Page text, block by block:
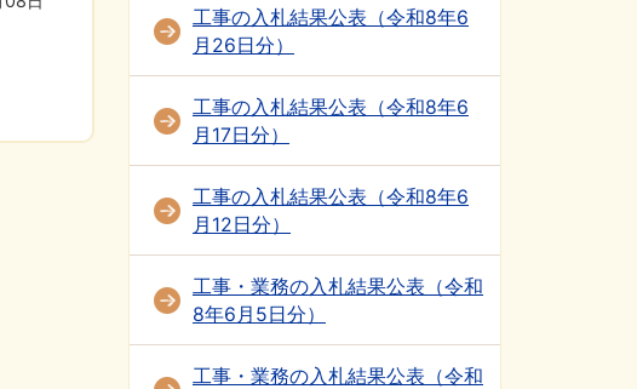
工事の入札結果公表（令和8年6
月26日分）
工事の入札結果公表（令和8年6
月17日分）
工事の入札結果公表（令和8年6
月12日分）
工事・業務の入札結果公表（令和
8年6月5日分）
工事・業務の入札結果公表（令和